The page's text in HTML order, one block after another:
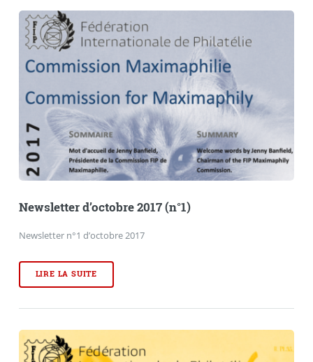
Newsletter d’octobre 2017 (n°1)
Newsletter n°1 d’octobre 2017
LIRE LA SUITE